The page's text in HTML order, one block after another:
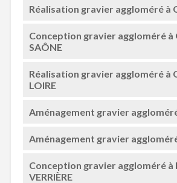
Réalisation gravier aggloméré à
Conception gravier aggloméré à
SAÔNE
Réalisation gravier aggloméré à
LOIRE
Aménagement gravier
Aménagement gravier
Conception gravier aggloméré à
VERRIÈRE